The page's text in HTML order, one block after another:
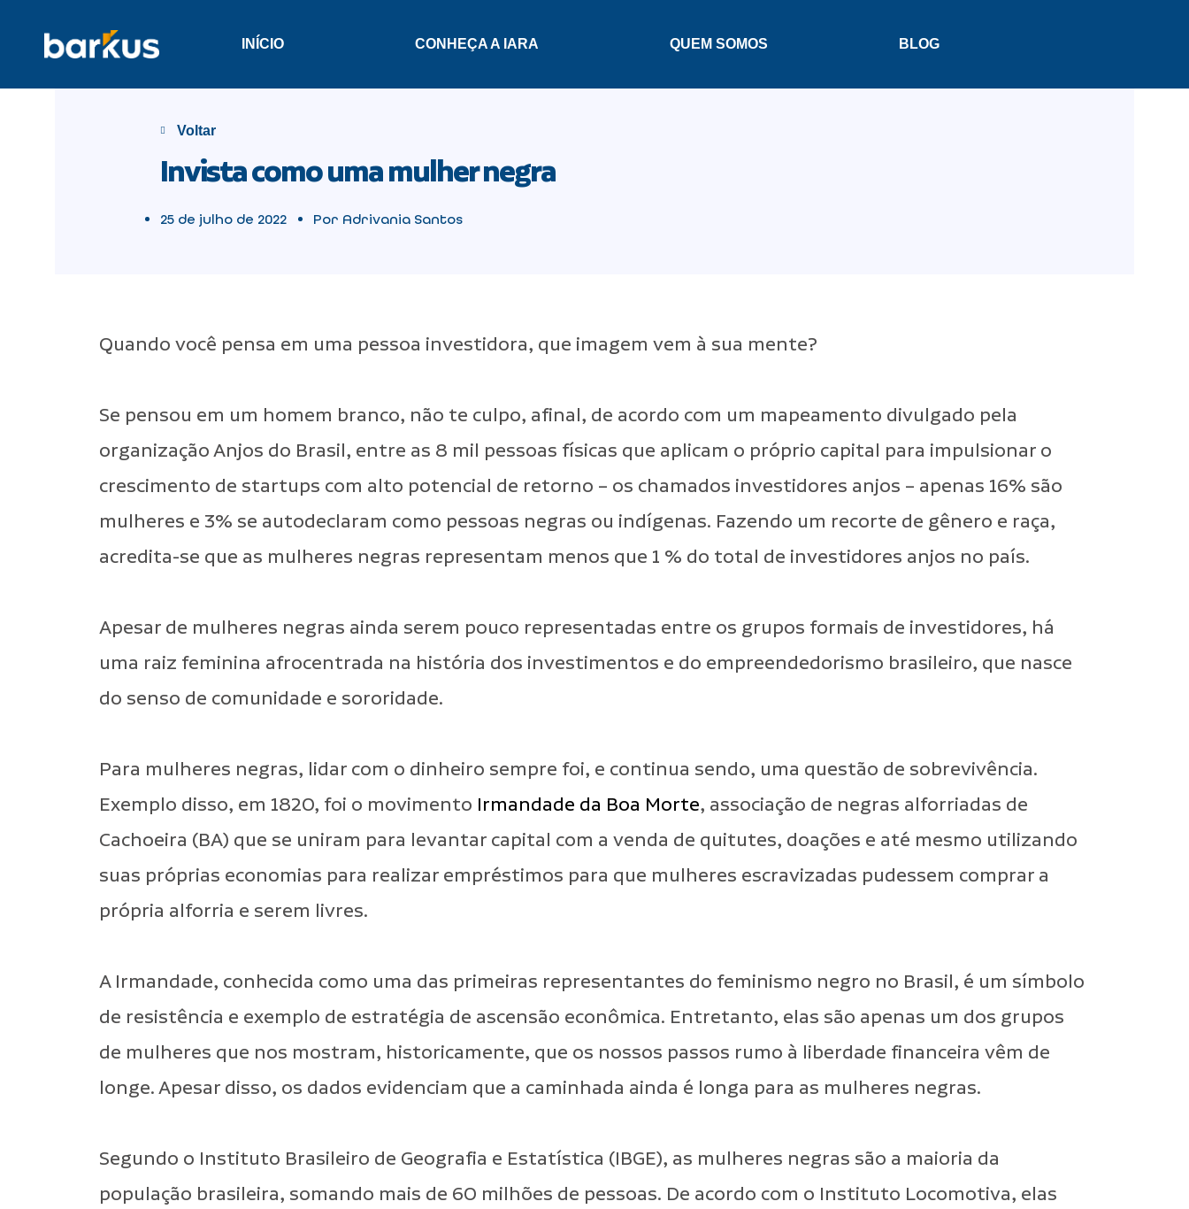
INÍCIO CONHEÇA A IARA QUEM SOMOS BLOG
Voltar
Invista como uma mulher negra
25 de julho de 2022 Por Adrivania Santos
Quando você pensa em uma pessoa investidora, que imagem vem à sua mente?
Se pensou em um homem branco, não te culpo, afinal, de acordo com um mapeamento divulgado pela
organização Anjos do Brasil, entre as 8 mil pessoas físicas que aplicam o próprio capital para impulsionar o
crescimento de startups com alto potencial de retorno – os chamados investidores anjos – apenas 16% são
mulheres e 3% se autodeclaram como pessoas negras ou indígenas. Fazendo um recorte de gênero e raça,
acredita-se que as mulheres negras representam menos que 1 % do total de investidores anjos no país.
Apesar de mulheres negras ainda serem pouco representadas entre os grupos formais de investidores, há
uma raiz feminina afrocentrada na história dos investimentos e do empreendedorismo brasileiro, que nasce
do senso de comunidade e sororidade.
Para mulheres negras, lidar com o dinheiro sempre foi, e continua sendo, uma questão de sobrevivência.
Exemplo disso, em 1820, foi o movimento Irmandade da Boa Morte, associação de negras alforriadas de
Cachoeira (BA) que se uniram para levantar capital com a venda de quitutes, doações e até mesmo utilizando
suas próprias economias para realizar empréstimos para que mulheres escravizadas pudessem comprar a
própria alforria e serem livres.
A Irmandade, conhecida como uma das primeiras representantes do feminismo negro no Brasil, é um símbolo
de resistência e exemplo de estratégia de ascensão econômica. Entretanto, elas são apenas um dos grupos
de mulheres que nos mostram, historicamente, que os nossos passos rumo à liberdade financeira vêm de
longe. Apesar disso, os dados evidenciam que a caminhada ainda é longa para as mulheres negras.
Segundo o Instituto Brasileiro de Geografia e Estatística (IBGE), as mulheres negras são a maioria da
população brasileira, somando mais de 60 milhões de pessoas. De acordo com o Instituto Locomotiva, elas